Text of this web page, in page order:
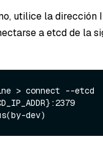
utilice la dirección
a etcd de la
> connect --etcd